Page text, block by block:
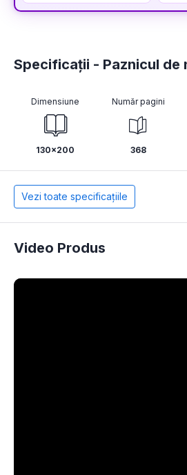
Specificații - Paznicul de
Dimensiune
130x200
Număr pagini
368
Vezi toate specificațiile
Video Produs